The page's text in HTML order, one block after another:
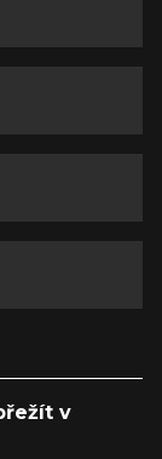
v